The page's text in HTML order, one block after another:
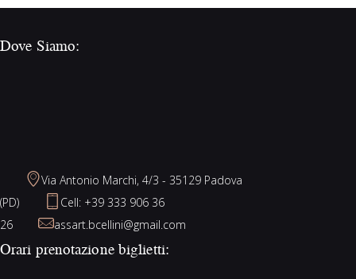
Dove Siamo:
Via Antonio Marchi, 4/3 - 35129 Padova
(PD)
Cell: +39 333 906 36
26
assart.bcellini@gmail.com
Orari prenotazione biglietti: